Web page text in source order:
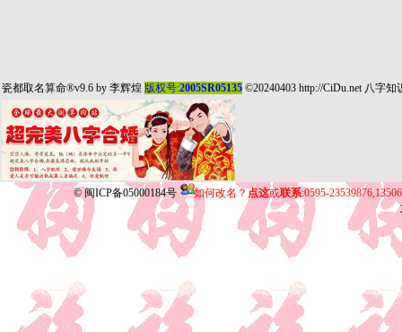
瓷都取名算命®v9.6 by 李辉煌 版权号:2005SR05135 ©20240403 http://CiDu.net 八字知
© 闽ICP备05000184号 如何改名？ 点这或联系:0595-